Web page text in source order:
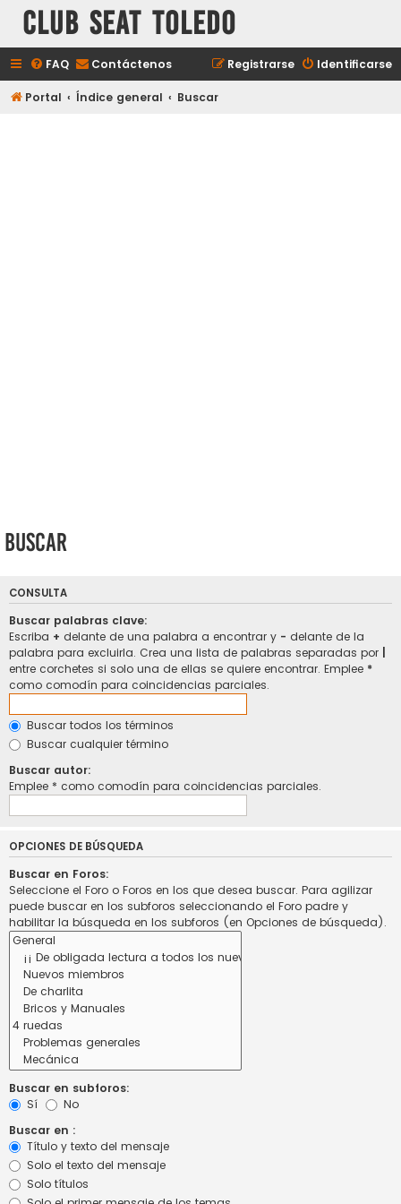
Club Seat Toledo
FAQ Contáctenos Identificarse
Registrarse
Portal Índice general Buscar
Buscar
CONSULTA
Buscar palabras clave:
Escriba + delante de una palabra a encontrar y - delante de la
palabra para excluirla. Crea una lista de palabras separadas por
entre corchetes si solo una de ellas se quiere encontrar. Emplee *
como comodín para coincidencias parciales.
Buscar todos los términos
Buscar cualquier término
Buscar autor:
Emplee * como comodín para coincidencias parciales.
OPCIONES DE BÚSQUEDA
Buscar en Foros:
Seleccione el Foro o Foros en los que desea buscar. Para agilizar
puede buscar en los subforos seleccionando el Foro padre y
habilitar la búsqueda en los subforos (en Opciones de búsqueda).
Buscar en subforos:
Sí
No
Buscar en :
Título y texto del mensaje
Solo el texto del mensaje
Solo títulos